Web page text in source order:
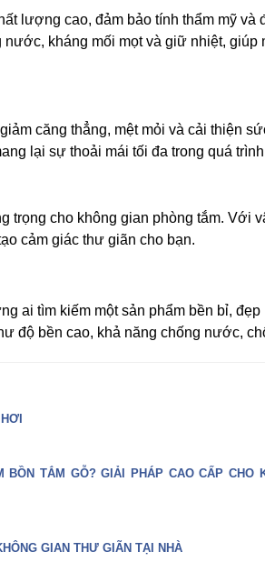
lượng cao, đảm bảo tính thẩm mỹ và
kháng mối mọt và giữ nhiệt, giúp
căng thẳng, mệt mỏi và cải thiện
lại sự thoải mái tối đa trong quá trình
trọng cho không gian phòng tắm. Với
cảm giác thư giãn cho bạn.
ai tìm kiếm một sản phẩm bền bỉ, đẹp
độ bền cao, khả năng chống nước,
TẮM GỖ? GIẢI PHÁP CAO CẤP CHO
GIAN THƯ GIÃN TẠI NHÀ